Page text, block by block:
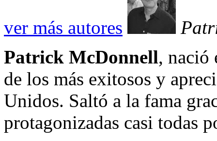
ver más autores
Patrick McDonnell, nació
de los más exitosos y
Unidos. Saltó a la fama
protagonizadas casi todas